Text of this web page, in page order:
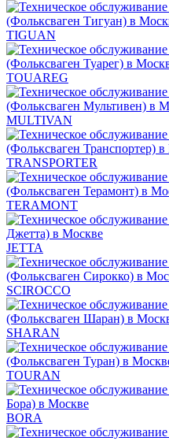
TIGUAN
TOUAREG
MULTIVAN
TRANSPORTER
TERAMONT
JETTA
SCIROCCO
SHARAN
TOURAN
BORA